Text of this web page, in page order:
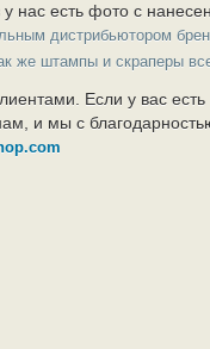
нас есть фото с
дистрибьютором
же штампы и скраперы
Если у вас
и мы с